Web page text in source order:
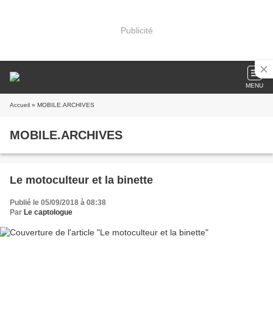
Publicité
MENU
Accueil » MOBILE.ARCHIVES
MOBILE.ARCHIVES
Le motoculteur et la binette
Publié le 05/09/2018 à 08:38
Par Le captologue